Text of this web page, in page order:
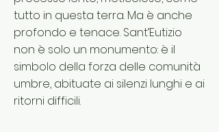
tutto in questa terra. Ma è anche
profondo e tenace. Sant’Eutizio
non è solo un monumento: è il
simbolo della forza delle comunità
umbre, abituate ai silenzi lunghi e ai
ritorni difficili.